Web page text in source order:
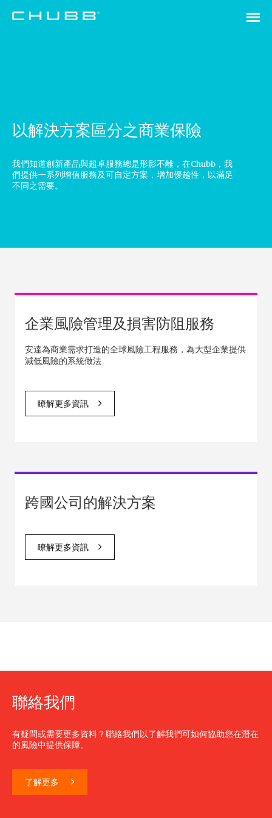
以解決方案區分之商業保險
我們知道創新產品與超卓服務總是形影不離，在Chubb，我
們提供一系列增值服務及可自定方案，增加優越性，以滿足
不同之需要。
企業風險管理及損害防阻服務
安達為商業需求打造的全球風險工程服務，為大型企業提供
減低風險的系統做法
瞭解更多資訊
跨國公司的解決方案
瞭解更多資訊
聯絡我們
有疑問或需要更多資料？聯絡我們以了解我們可如何協助您在潛在
的風險中提供保障。
了解更多